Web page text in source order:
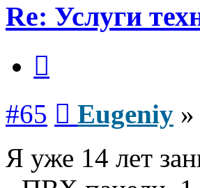
Re: Услуги
#65 Eugeniy »
Я уже 14 лет